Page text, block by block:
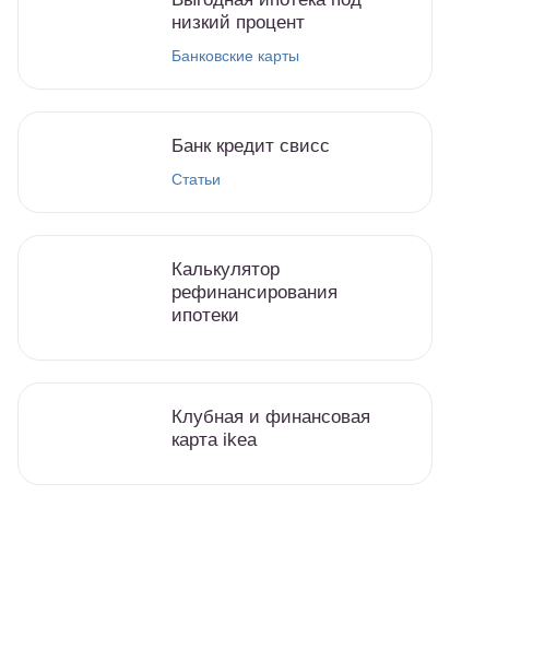
низкий процент
Банковские карты
Банк кредит свисс
Статьи
Калькулятор
рефинансирования
ипотеки
Клубная и финансовая
карта ikea